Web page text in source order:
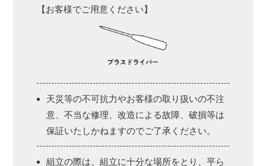
【お客様でご用意ください】
天災等の不可抗力やお客様の取り扱いの不注
意、不当な修理、改造による故障、破損等は
保証いたしかねますのでご了承ください。
組立の際は、組立に十分な場所をとり、平ら